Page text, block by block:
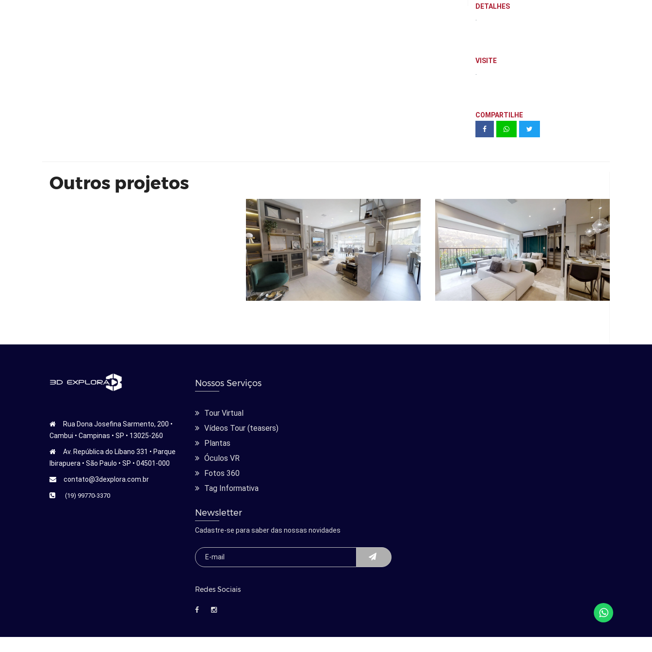
DETALHES
VISITE
COMPARTILHE
Outros projetos
Atmosfera Vila Mariana Studio 36 m²
Rua Dona Josefina Sarmento, 200 •
Cambui • Campinas • SP • 13025-260
Av. República do Líbano 331 • Parque
Ibirapuera • São Paulo • SP • 04501-000
contato@3dexplora.com.br
(19) 99770-3370
Nossos Serviços
Tour Virtual
Vídeos Tour (teasers)
Plantas
Óculos VR
Fotos 360
Tag Informativa
Newsletter
Cadastre-se para saber das nossas novidades
Redes Sociais